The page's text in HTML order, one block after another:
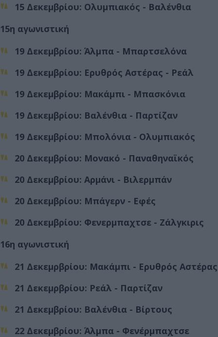
15 Δεκεμβρίου: Ολυμπιακός - Βαλένθια
15η αγωνιστική
19 Δεκεμβρίου: Άλμπα - Μπαρτσελόνα
19 Δεκεμβρίου: Ερυθρός Αστέρας - Ρεάλ
19 Δεκεμβρίου: Μακάμπι - Μπασκόνια
19 Δεκεμβρίου: Βαλένθια - Παρτίζαν
19 Δεκεμβρίου: Μπολόνια - Ολυμπιακός
20 Δεκεμβρίου: Μονακό - Παναθηναϊκός
20 Δεκεμβρίου: Αρμάνι - Βιλερμπάν
20 Δεκεμβρίου: Μπάγερν - Εφές
20 Δεκεμβρίου: Φενερμπαχτσε - Ζάλγκιρις
16η αγωνιστική
21 Δεκεμρβρίου: Μακάμπι - Ερυθρός Αστέρας
21 Δεκεμρβρίου: Ρεάλ - Παρτίζαν
21 Δεκεμβρίου: Βαλένθια - Βίρτους
22 Δεκεμβρίου: Άλμπα - Φενέρμπαχτσε